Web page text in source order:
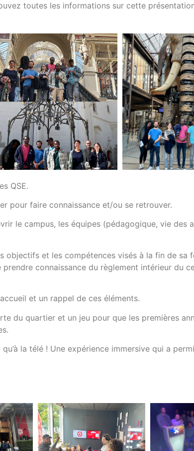
toutes les informations sur cette
QSE.
pour faire connaissance et/ou se retrouver.
le campus, les équipes (pédagogique, vie des
objectifs et les compétences visés à la fin de sa
connaissance du règlement intérieur du
et un rappel de ces éléments.
du quartier et un jeu pour que les premières
la télé ! Une expérience immersive qui a